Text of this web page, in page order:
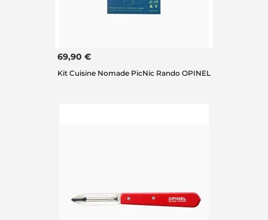
69,90 €
Kit Cuisine Nomade PicNic Rando OPINEL